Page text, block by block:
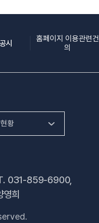
시 (새 창 열림)홈페이지 이용관련건
의
황
진비 사용내역
원회 회의록
031-859-6900,
희